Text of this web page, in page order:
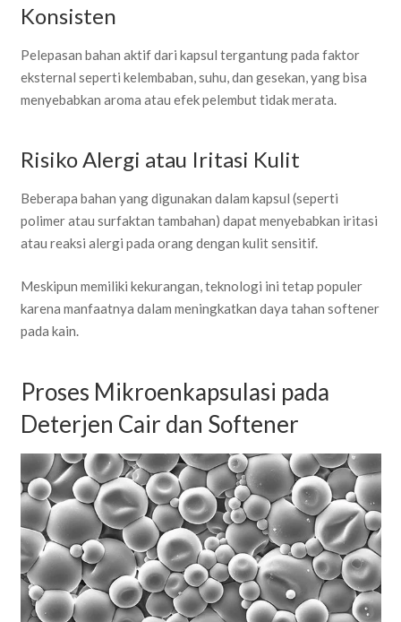
Konsisten
Pelepasan bahan aktif dari kapsul tergantung pada faktor
eksternal seperti kelembaban, suhu, dan gesekan, yang bisa
menyebabkan aroma atau efek pelembut tidak merata.
Risiko Alergi atau Iritasi Kulit
Beberapa bahan yang digunakan dalam kapsul (seperti
polimer atau surfaktan tambahan) dapat menyebabkan iritasi
atau reaksi alergi pada orang dengan kulit sensitif.
Meskipun memiliki kekurangan, teknologi ini tetap populer
karena manfaatnya dalam meningkatkan daya tahan softener
pada kain.
Proses Mikroenkapsulasi pada
Deterjen Cair dan Softener